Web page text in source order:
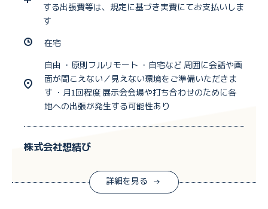
する出張費等は、規定に基づき実費にてお支払いしま
す
在宅
自由 ・原則フルリモート ・自宅など 周囲に会話や画
面が聞こえない／見えない環境をご準備いただきま
す ・月1回程度 展示会会場や打ち合わせのために各
地への出張が発生する可能性あり
株式会社想結び
詳細を見る